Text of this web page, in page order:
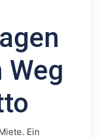
Weg
Ein